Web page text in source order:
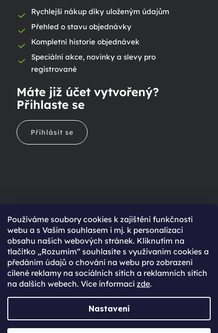
Používáme soubory cookies k zajištění funkčnosti
webu a s Vaším souhlasem i mj. k personalizaci
obsahu našich webových stránek. Kliknutím na
tlačítko „Rozumím“ souhlasíte s využívaním cookies a
předáním údajů o chování na webu pro zobrazení
cílené reklamy na sociálních sítích a reklamních sítích
na dalších webech. Více informací zde.
Nastavení
Rychlejší nákup díky uloženým údajům
Přehled o stavu objednávky
Kompletní historie objednávek
Speciální akce, novinky a slevy pro
registrované
Máte již účet vytvořený?
Přihlaste se
Přihlásit se
Ještě nemáte účet?
Rychlejší nákup díky uloženým údajům
Přehled o stavu objednávky
Kompletní historie objednávek
Speciální akce, novinky a slevy pro registrované
Vytvořil Shoptet Premium